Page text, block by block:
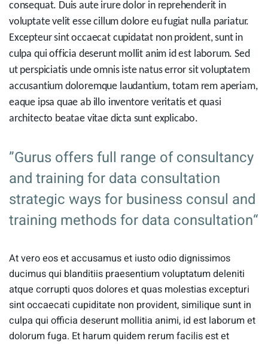
consequat. Duis aute irure dolor in reprehenderit in
voluptate velit esse cillum dolore eu fugiat nulla pariatur.
Excepteur sint occaecat cupidatat non proident, sunt in
culpa qui officia deserunt mollit anim id est laborum. Sed
ut perspiciatis unde omnis iste natus error sit voluptatem
accusantium doloremque laudantium, totam rem aperiam,
eaque ipsa quae ab illo inventore veritatis et quasi
architecto beatae vitae dicta sunt explicabo.
”Gurus offers full range of consultancy
and training for data consultation
strategic ways for business consul and
training methods for data consultation“
At vero eos et accusamus et iusto odio dignissimos
ducimus qui blanditiis praesentium voluptatum deleniti
atque corrupti quos dolores et quas molestias excepturi
sint occaecati cupiditate non provident, similique sunt in
culpa qui officia deserunt mollitia animi, id est laborum et
dolorum fuga. Et harum quidem rerum facilis est et